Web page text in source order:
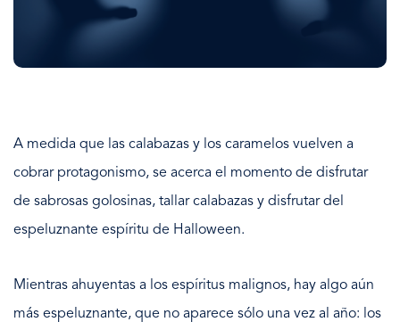
A medida que las calabazas y los caramelos vuelven a
cobrar protagonismo, se acerca el momento de disfrutar
de sabrosas golosinas, tallar calabazas y disfrutar del
espeluznante espíritu de Halloween.
Mientras ahuyentas a los espíritus malignos, hay algo aún
más espeluznante, que no aparece sólo una vez al año: los